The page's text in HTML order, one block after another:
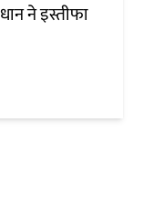
ने इस्तीफा